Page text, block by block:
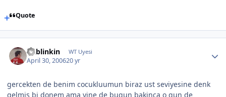
Quote
unblinkin WT Uyesi
April 30, 200620 yr
gercekten de benim cocukluumun biraz ust seviyesine denk
gelmis bi donem ama yine de bugun bakinca o gun de